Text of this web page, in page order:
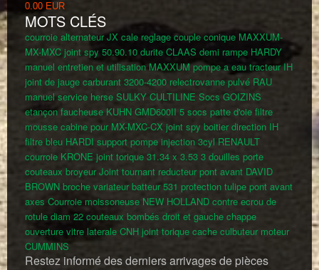
0.00 EUR
MOTS CLÉS
courroie alternateur JX cale reglage couple conique MAXXUM-
MX-MXC joint spy 50.90.10 durite CLAAS demi rampe HARDY
manuel entretien et utilisation MAXXUM pompe a eau tracteur IH
joint de jauge carburant 3200-4200 relectrovanne pulvé RAU
manuel service herse SULKY CULTILINE Socs GOIZINS
etançon faucheuse KUHN GMD600II 5 socs patte d'oie filtre
mousse cabine pour MX-MXC-CX joint spy boitier direction IH
filtre bleu HARDI support pompe injection 3cyl RENAULT
courroie KRONE joint torique 31.34 x 3.53 3 douilles porte
couteaux broyeur Joint tournant reducteur pont avant DAVID
BROWN broche variateur batteur 531 protection tulipe pont avant
axes Courroie moissoneuse NEW HOLLAND contre ecrou de
rotule diam 22 couteaux bombés droit et gauche chappe
ouverture vitre laterale CNH joint torique cache culbuteur moteur
CUMMINS
Restez informé des derniers arrivages de pièces